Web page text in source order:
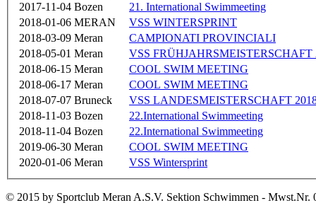
2017-11-04 Bozen
21. International Swimmeeting
2018-01-06 MERAN
VSS WINTERSPRINT
2018-03-09 Meran
CAMPIONATI PROVINCIALI
2018-05-01 Meran
VSS FRÜHJAHRSMEISTERSCHAFT
2018-06-15 Meran
COOL SWIM MEETING
2018-06-17 Meran
COOL SWIM MEETING
2018-07-07 Bruneck
VSS LANDESMEISTERSCHAFT
2018-11-03 Bozen
22.International Swimmeeting
2018-11-04 Bozen
22.International Swimmeeting
2019-06-30 Meran
COOL SWIM MEETING
2020-01-06 Meran VSS Wintersprint
© 2015 by Sportclub Meran A.S.V. Sektion Schwimmen - Mwst.Nr.